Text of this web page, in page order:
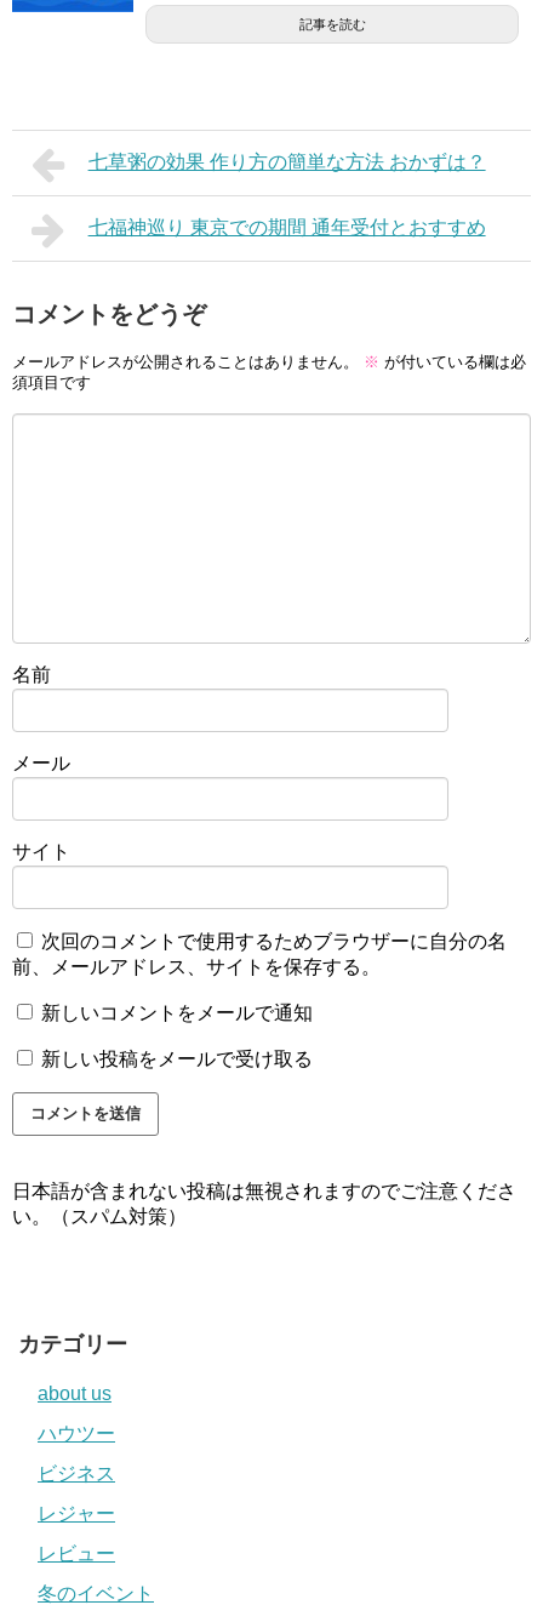
記事を読む
七草粥の効果 作り方の簡単な方法 おかずは？
七福神巡り 東京での期間 通年受付とおすすめ
コメントをどうぞ
メールアドレスが公開されることはありません。 ※ が付いている欄は必
須項目です
名前
メール
サイト
次回のコメントで使用するためブラウザーに自分の名
前、メールアドレス、サイトを保存する。
新しいコメントをメールで通知
新しい投稿をメールで受け取る
日本語が含まれない投稿は無視されますのでご注意くださ
い。（スパム対策）
カテゴリー
about us
ハウツー
ビジネス
レジャー
レビュー
冬のイベント